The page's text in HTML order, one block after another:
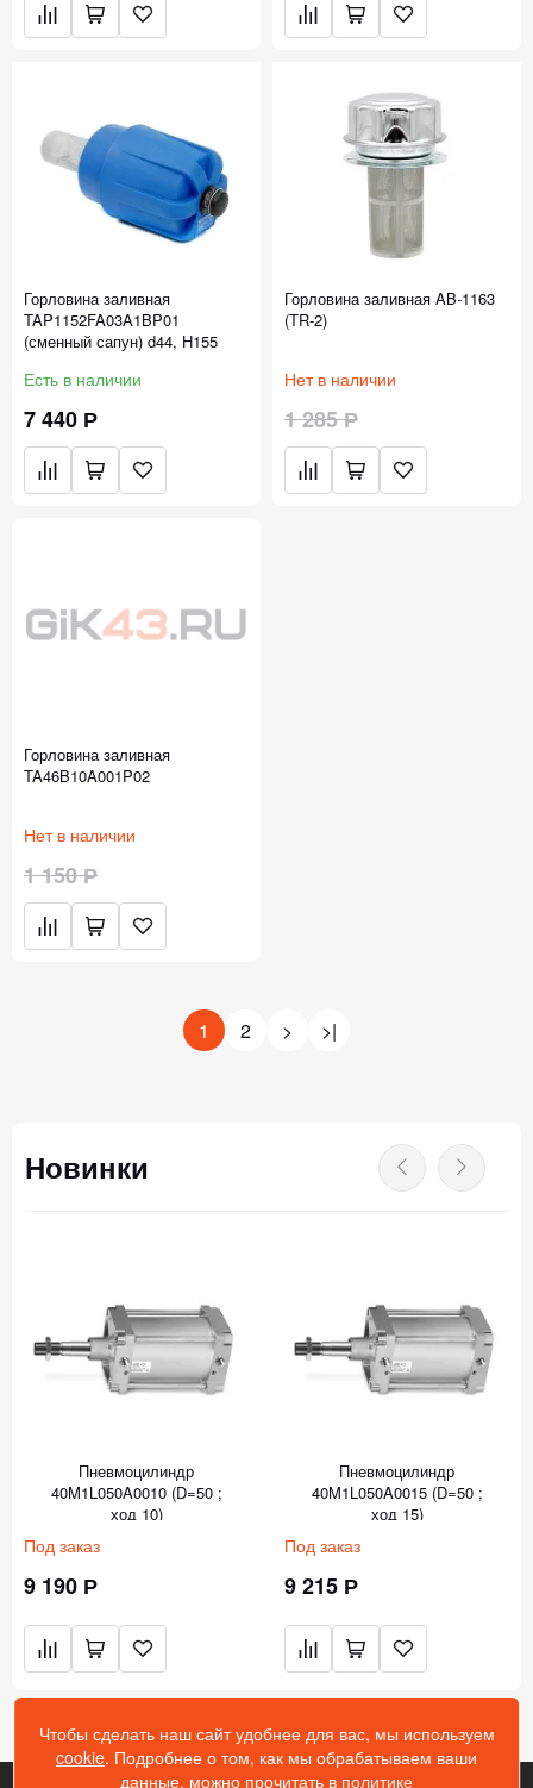
Горловина заливная
TAP1152FA03A1BP01
(сменный сапун) d44, H155
Есть в наличии
7 440 Р
Горловина заливная AB-1163
(TR-2)
Нет в наличии
1 285 Р
Горловина заливная
TA46B10A001P02
Нет в наличии
1 150 Р
1 2 > >|
Новинки
Пневмоцилиндр
40M1L050A0010 (D=50 ;
ход 10)
Под заказ
9 190 Р
Пневмоцилиндр
40M1L050A0015 (D=50 ;
ход 15)
Под заказ
9 215 Р
Чтобы сделать наш сайт удобнее для вас, мы используем
cookie. Подробнее о том, как мы обрабатываем ваши
данные, можно прочитать в политике